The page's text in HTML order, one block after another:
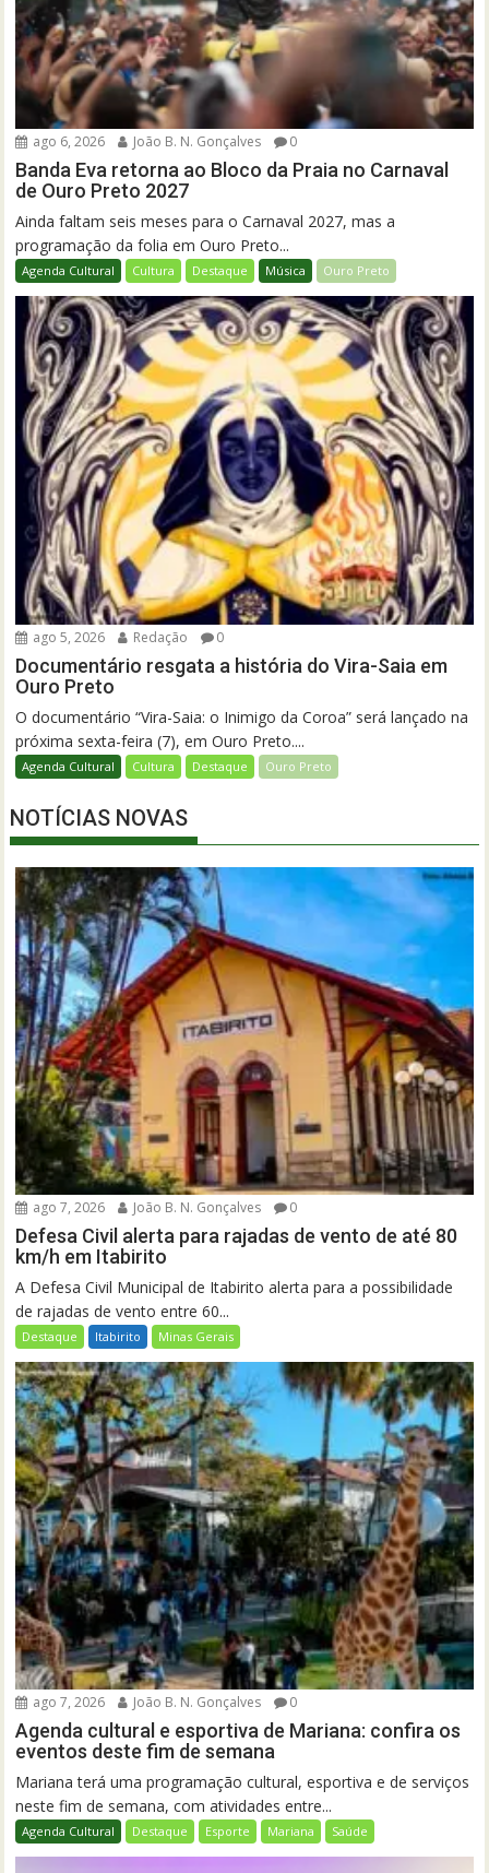
ago 6, 2026 João B. N. Gonçalves 0
Banda Eva retorna ao Bloco da Praia no Carnaval
de Ouro Preto 2027
Ainda faltam seis meses para o Carnaval 2027, mas a
programação da folia em Ouro Preto...
Agenda Cultural Cultura Destaque Música Ouro Preto
ago 5, 2026 Redação 0
Documentário resgata a história do Vira-Saia em
Ouro Preto
O documentário “Vira-Saia: o Inimigo da Coroa” será lançado na
próxima sexta-feira (7), em Ouro Preto....
Agenda Cultural Cultura Destaque Ouro Preto
NOTÍCIAS NOVAS
ago 7, 2026 João B. N. Gonçalves 0
Defesa Civil alerta para rajadas de vento de até 80
km/h em Itabirito
A Defesa Civil Municipal de Itabirito alerta para a possibilidade
de rajadas de vento entre 60...
Destaque Itabirito Minas Gerais
ago 7, 2026 João B. N. Gonçalves 0
Agenda cultural e esportiva de Mariana: confira os
eventos deste fim de semana
Mariana terá uma programação cultural, esportiva e de serviços
neste fim de semana, com atividades entre...
Agenda Cultural Destaque Esporte Mariana Saúde